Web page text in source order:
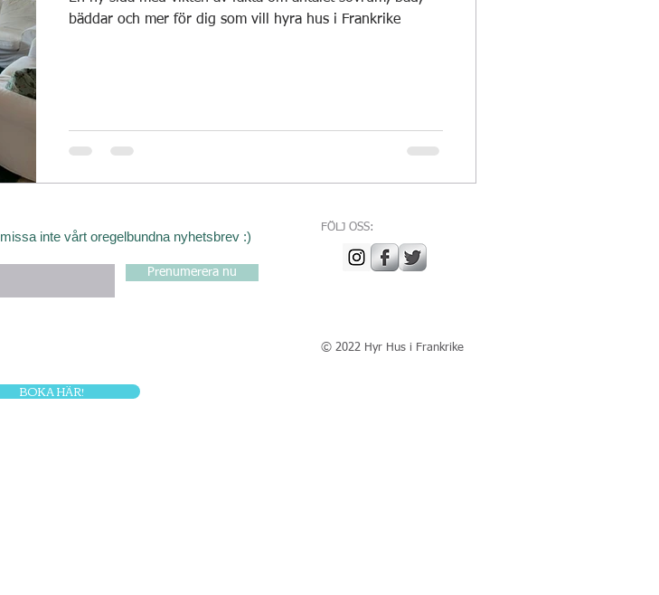
bäddar och mer för dig som vill hyra hus i Frankrike
missa inte vårt oregelbundna nyhetsbrev :)
Prenumerera nu
FÖLJ OSS:
© 2022 Hyr Hus i Frankrike
BOKA HÄR!